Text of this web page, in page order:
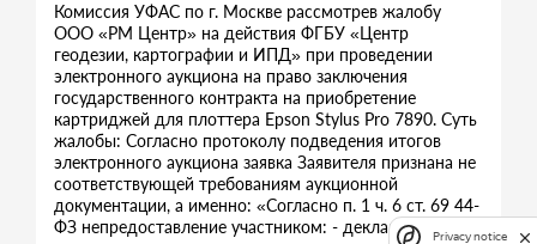
Комиссия УФАС по г. Москве рассмотрев жалобу
ООО «РМ Центр» на действия ФГБУ «Центр
геодезии, картографии и ИПД» при проведении
электронного аукциона на право заключения
государственного контракта на приобретение
картриджей для плоттера Epson Stylus Pro 7890. Суть
жалобы: Согласно протоколу подведения итогов
электронного аукциона заявка Заявителя признана не
соответствующей требованиям аукционной
документации, а именно: «Согласно п. 1 ч. 6 ст. 69 44-
ФЗ непредоставление участником: - декларации Privacy notice